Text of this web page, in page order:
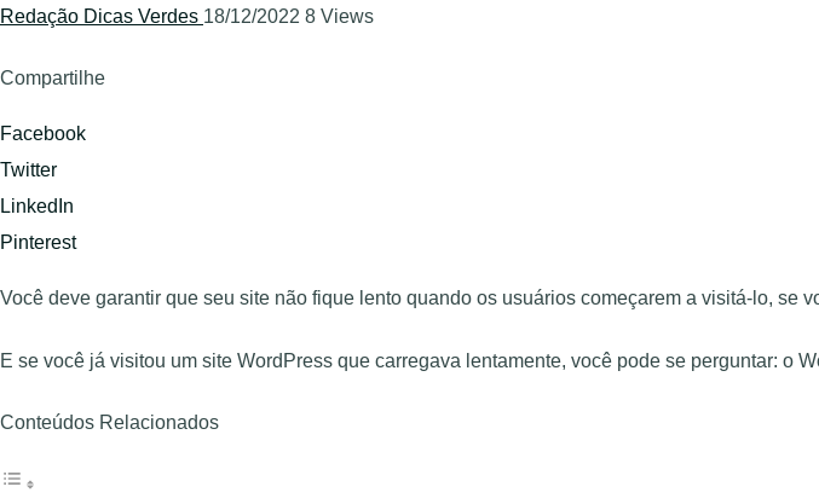
Redação Dicas Verdes 18/12/2022 8 Views
Compartilhe
Facebook
Twitter
LinkedIn
Pinterest
Você deve garantir que seu site não fique lento quando os usuários começarem a visitá-lo, se
E se você já visitou um site WordPress que carregava lentamente, você pode se perguntar: o
Conteúdos Relacionados